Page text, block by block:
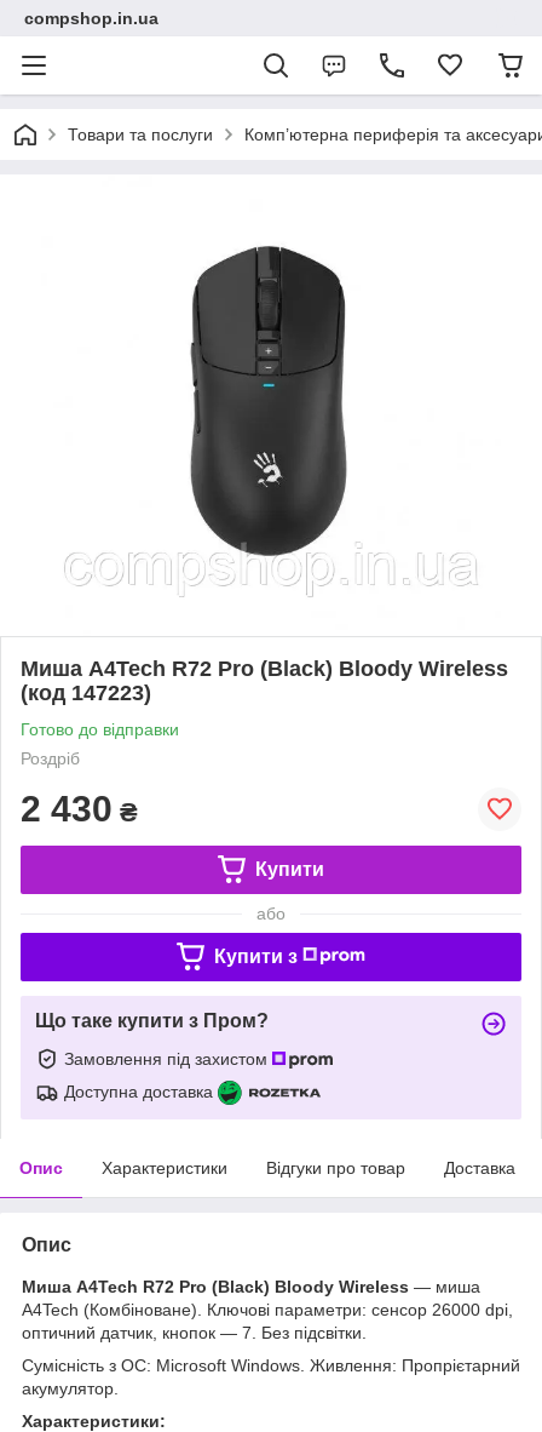
compshop.in.ua
Товари та послуги Комп’ютерна периферія та
Миша A4Tech R72 Pro (Black) Bloody Wireless
(код 147223)
Готово до відправки
Роздріб
2 430 ₴
Купити
або
Купити з
Що таке купити з Пром?
Замовлення під захистом
Доступна доставка
Опис Характеристики Відгуки про товар Доставка
Опис
Миша A4Tech R72 Pro (Black) Bloody Wireless — миша
A4Tech (Комбіноване). Ключові параметри: сенсор 26000 dpi,
оптичний датчик, кнопок — 7. Без підсвітки.
Сумісність з ОС: Microsoft Windows. Живлення: Пропрієтарний
акумулятор.
Характеристики: